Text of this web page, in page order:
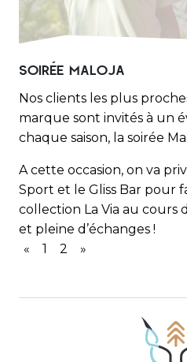
SOIRÉE MALOJA
Nos clients les plus
marque sont invités à un
chaque saison, la soirée
A cette occasion, on va
Sport et le Gliss Bar pour
collection La Via au cours
et pleine d’échanges !
«
1 2 »